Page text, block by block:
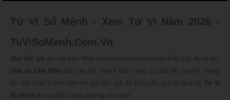
Tử Vi Số Mệnh - Xem Tử Vi Năm 2026 -
TuViSoMenh.Com.Vn
Quý độc giả
đọc bài trên Web (tuvisomenh.com.vn) nếu thấy hay, đừng tiếc
chia sẻ Link Web đến bạn bè, người thân cùng tra cứu để ủng hộ chúng
tôi. Xin chân thành cảm ơn quý độc giả đã luôn yêu quý và ủng hộ Tử Vi
Số Mệnh trong suốt chặng đường vừa qua!